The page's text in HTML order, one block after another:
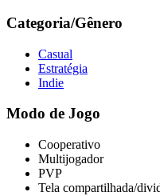
Categoria/Gênero
Casual
Estratégia
Indie
Modo de Jogo
Cooperativo
Multijogador
PVP
Tela compartilhada/